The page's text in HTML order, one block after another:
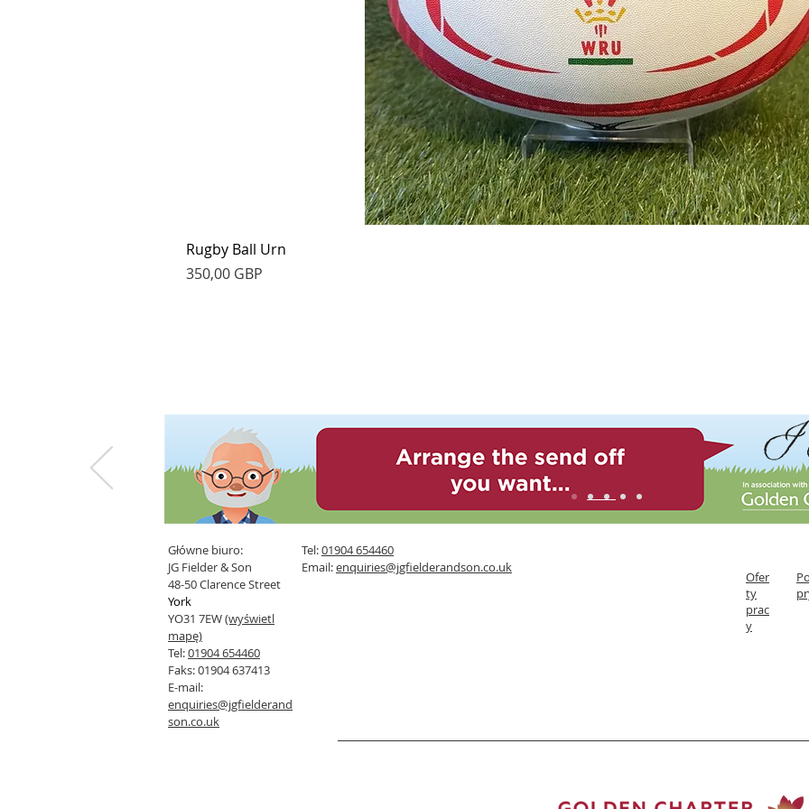
Rugby Ball Urn
Cena
350,00 GBP
Główne biuro:
JG Fielder & Son
48-50 Clarence Street
York
YO31 7EW(wyświetl
mapę)
Tel:01904 654460
Faks: 01904 637413
E-mail:
enquiries@jgfielderand
son.co.uk
Tel:01904 654460
Email:enquiries@jgfielderandson.co.uk
Ofer
ty
prac
y